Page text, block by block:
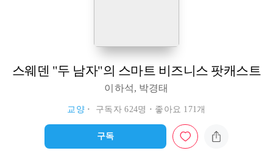
스웨덴 "두 남자"의 스마트 비즈니스 팟캐스트
이하석, 박경태
교양 구독자 624명 좋아요 171개
구독